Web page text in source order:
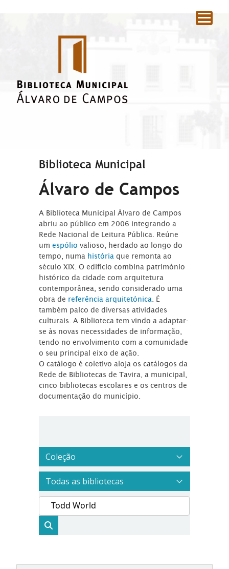
Biblioteca Municipal
Álvaro de Campos
A Biblioteca Municipal Álvaro de Campos
abriu ao público em 2006 integrando a
Rede Nacional de Leitura Pública. Reúne
umespóliovalioso, herdado ao longo do
tempo, numa história que remonta ao
século XIX. O edifício combina património
histórico da cidade com arquitetura
contemporânea, sendo considerado uma
obra de referência arquitetónica . É
também palco de diversas atividades
culturais. A Biblioteca tem vindo a adaptar-
se às novas necessidades de informação,
tendo no envolvimento com a comunidade
o seu principal eixo de ação.
O catálogo é coletivo aloja os catálogos da
Rede de Bibliotecas de Tavira, a municipal,
cinco bibliotecas escolares e os centros de
documentação do município.